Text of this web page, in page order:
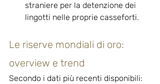
straniere per la detenzione dei
lingotti nelle proprie casseforti.
Le riserve mondiali di oro:
overview e trend
Secondo i dati più recenti disponibili: